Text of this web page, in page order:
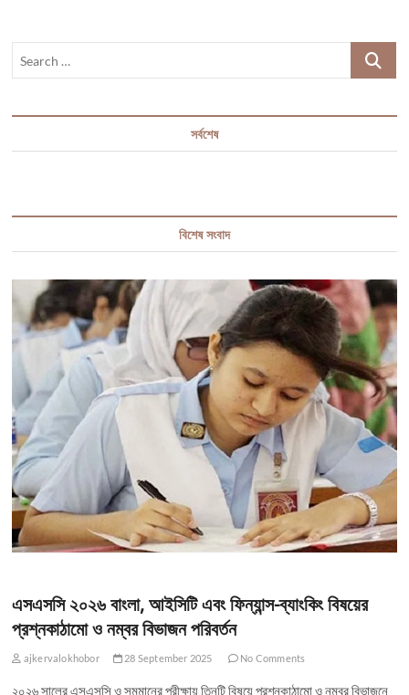
Search
সর্বশেষ
বিশেষ সংবাদ
এসএসসি ২০২৬ বাংলা, আইসিটি এবং ফিন্যান্স-ব্যাংকিং বিষয়ের
প্রশ্নকাঠামো ও নম্বর বিভাজন পরিবর্তন
ajkervalokhobor 28 September 2025 No Comments
২০২৬ সালের এসএসসি ও সমমানের পরীক্ষায় তিনটি বিষয়ে প্রশ্নকাঠামো ও নম্বর বিভাজনে